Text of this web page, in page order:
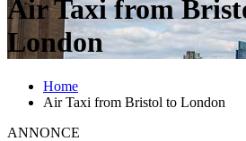
Air Taxi from
London
Home
Air Taxi from Bristol to London
ANNONCE